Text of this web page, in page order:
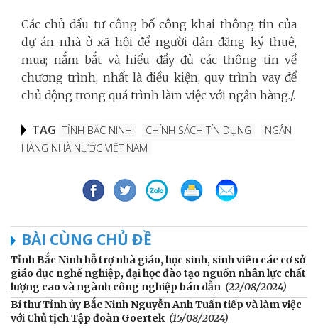
Các chủ đầu tư công bố công khai thông tin của
dự án nhà ở xã hội để người dân đăng ký thuê,
mua; nắm bắt và hiểu đầy đủ các thông tin về
chương trình, nhất là điều kiện, quy trình vay để
chủ động trong quá trình làm việc với ngân hàng./.
TAG TỈNH BẮC NINH CHÍNH SÁCH TÍN DỤNG
NGÂN
HÀNG NHÀ NƯỚC VIỆT NAM
BÀI CÙNG CHỦ ĐỀ
Tỉnh Bắc Ninh hỗ trợ nhà giáo, học sinh, sinh viên các cơ sở
giáo dục nghề nghiệp, đại học đào tạo nguồn nhân lực chất
lượng cao và ngành công nghiệp bán dẫn (22/08/2024)
Bí thư Tỉnh ủy Bắc Ninh Nguyễn Anh Tuấn tiếp và làm việc
với Chủ tịch Tập đoàn Goertek (15/08/2024)